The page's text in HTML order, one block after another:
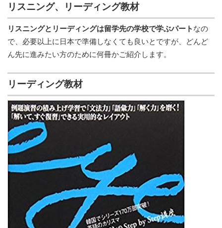
リスニング、リーディング教材
リスニングとリーディングは留学先の学校で学ぶパート なの
で、必要以上に日本で準備しなくても良いとですが、どんど
ん先に進みたい方のために何冊かご紹介します。
リーディング教材